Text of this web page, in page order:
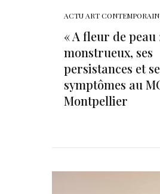
ACTU ART CONTEMPORAIN
« A fleur de peau
monstrueux, ses
persistances et
symptômes au
Montpellier